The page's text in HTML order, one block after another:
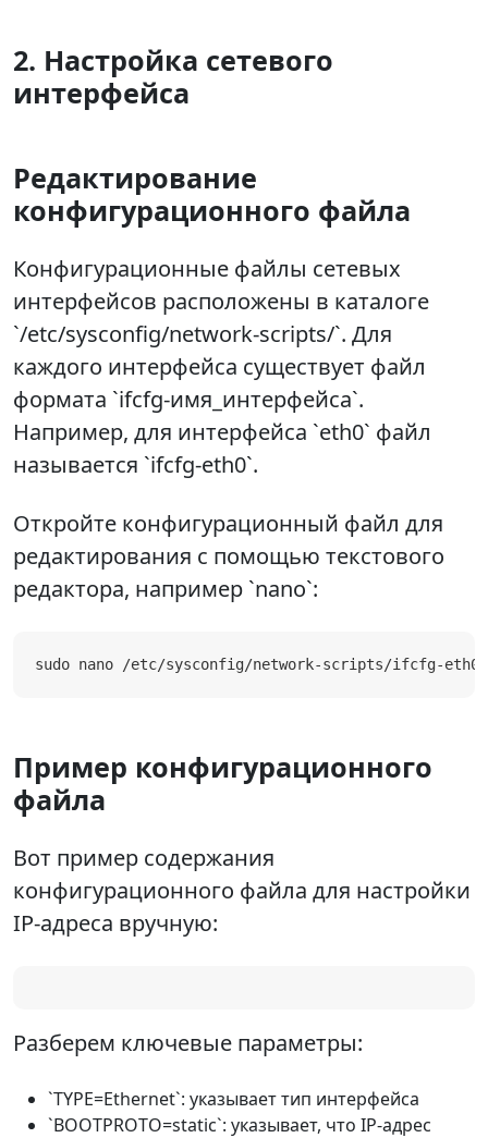
2. Настройка сетевого
интерфейса
Редактирование
конфигурационного файла
Конфигурационные файлы сетевых
интерфейсов расположены в каталоге
`/etc/sysconfig/network-scripts/`. Для
каждого интерфейса существует файл
формата `ifcfg-имя_интерфейса`.
Например, для интерфейса `eth0` файл
называется `ifcfg-eth0`.
Откройте конфигурационный файл для
редактирования с помощью текстового
редактора, например `nano`:
sudo nano /etc/sysconfig/network-scripts/ifcfg-eth0
Пример конфигурационного
файла
Вот пример содержания
конфигурационного файла для настройки
IP-адреса вручную:
Разберем ключевые параметры:
`TYPE=Ethernet`: указывает тип интерфейса
`BOOTPROTO=static`: указывает, что IP-адрес